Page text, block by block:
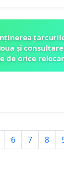
și
de orice
6 7 8